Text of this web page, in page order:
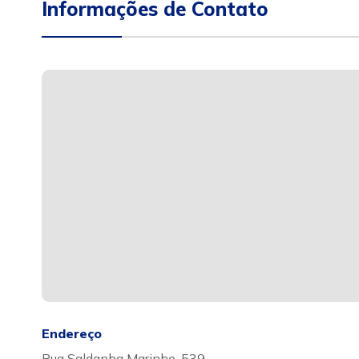
Informações de Contato
Endereço